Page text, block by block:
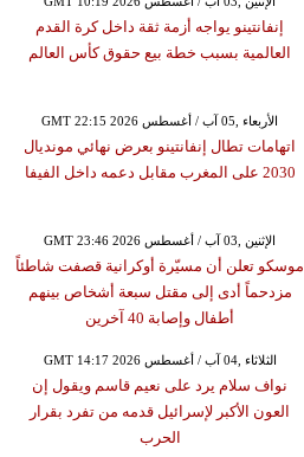
إنفانتينو يواجه أزمة ثقة داخل كرة القدم
العالمية بسبب خطة بيع حقوق كأس العالم
GMT 22:15 2026 الأربعاء ,05 آب / أغسطس
اتهامات تطال إنفانتينو بعرض نهائي مونديال
2030 على المغرب مقابل دعمه داخل الفيفا
GMT 23:46 2026 الإثنين ,03 آب / أغسطس
موسكو تعلن أن مسيّرة أوكرانية قصفت شاطئاً
مزدحماً أدى إلى مقتل سبعة أشخاص بينهم
أطفال وإصابة 40 آخرين
GMT 14:17 2026 الثلاثاء ,04 آب / أغسطس
نواف سلام يرد على نعيم قاسم ويقول إن
العون الأكبر لإسرائيل قدمه من تفرد بقرار
الحرب